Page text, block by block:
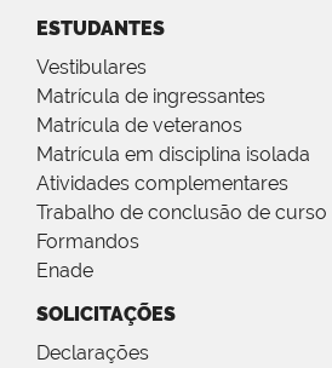
ESTUDANTES
Vestibulares
Matrícula de ingressantes
Matrícula de veteranos
Matrícula em disciplina isolada
Atividades complementares
Trabalho de conclusão de curso
Formandos
Enade
SOLICITAÇÕES
Declarações